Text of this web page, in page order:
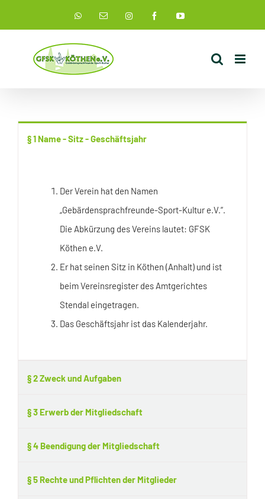
Inhalt
WhatsApp
E-
Instagram
FacebookYouTube
§ 1 Name - Sitz - Geschäftsjahr
Der Verein hat den Namen
„Gebärdensprachfreunde-Sport-Kultur e.V.“.
Die Abkürzung des Vereins lautet: GFSK
Köthen e.V.
Er hat seinen Sitz in Köthen (Anhalt) und ist
beim Vereinsregister des Amtgerichtes
Stendal eingetragen.
Das Geschäftsjahr ist das Kalenderjahr.
§ 2 Zweck und Aufgaben
§ 3 Erwerb der Mitgliedschaft
§ 4 Beendigung der Mitgliedschaft
§ 5 Rechte und Pflichten der Mitglieder